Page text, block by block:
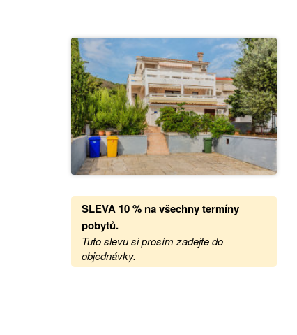
SLEVA 10 % na všechny termíny
pobytů.
Tuto slevu si prosím zadejte do
objednávky.